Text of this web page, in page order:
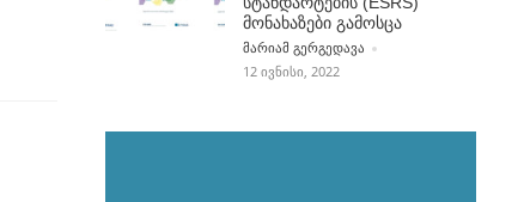
მონახაზები გამოსცა
POSTED BY
ᲛᲐᲠᲘᲐᲛ ᲒᲔᲠᲒᲔᲓᲐᲕᲐ
12 ᲘᲕᲜᲘᲡᲘ, 2022